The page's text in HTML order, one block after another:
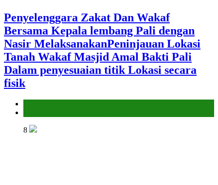
Penyelenggara Zakat Dan Wakaf
Bersama Kepala lembang Pali dengan
Nasir MelaksanakanPeninjauan Lokasi
Tanah Wakaf Masjid Amal Bakti Pali
Dalam penyesuaian titik Lokasi secara
fisik
8